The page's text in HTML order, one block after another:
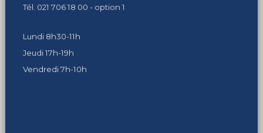
Tél. 021 706 18 00 - option 1
Lundi 8h30-11h
Jeudi 17h-19h
Vendredi 7h-10h